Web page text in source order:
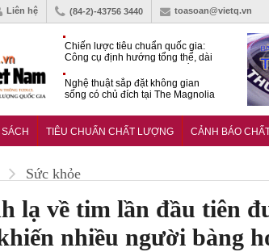
Liên hệ (84-2)-43756 3440 toasoan@vietq.vn
Chiến lược tiêu chuẩn quốc gia:
Công cụ định hướng tổng thể, dài
Nghệ thuật sắp đặt không gian
sống có chủ đích tại The Magnolia
gia đối với xe cũ nhập khẩu?
TIÊU CHUẨN CHẤT LƯỢNG CẢNH BÁO
Sức khỏe
lạ về tim lần đầu tiên
nhiều người bàng